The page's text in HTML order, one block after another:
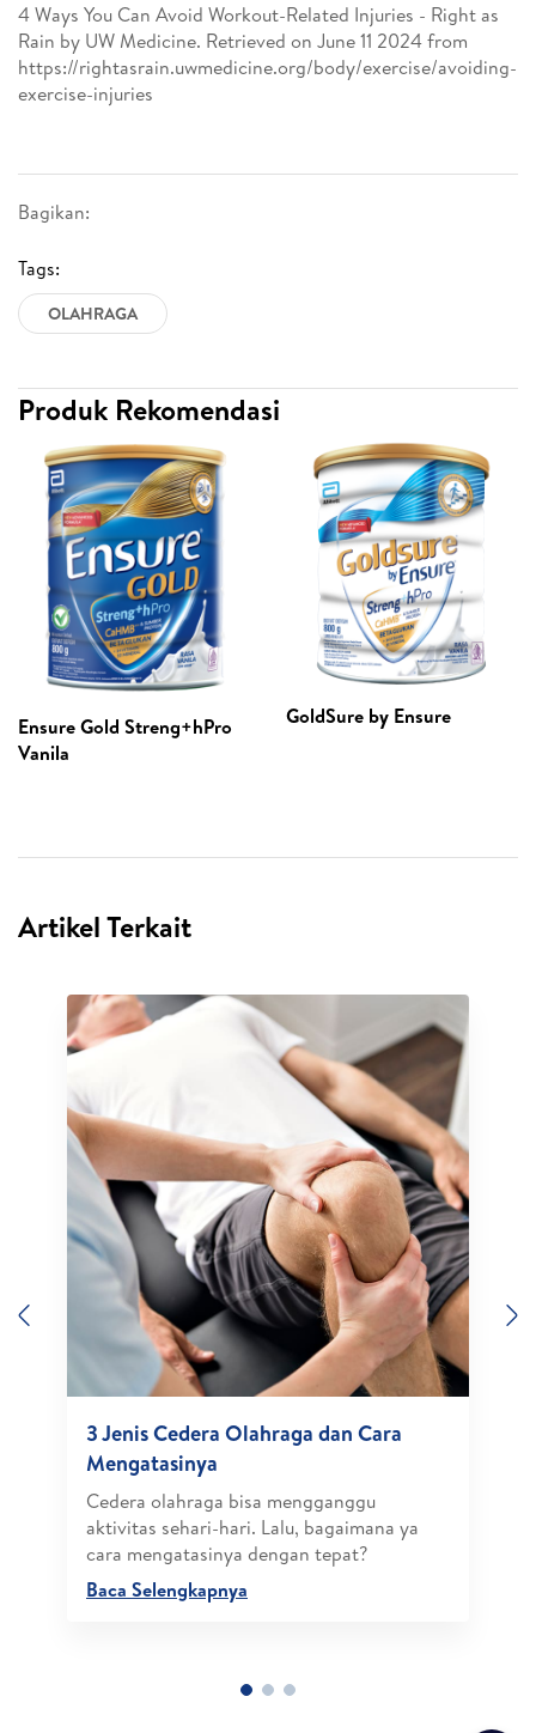
Bagikan:
Tags:
OLAHRAGA
4 Ways You Can Avoid Workout-Related Injuries - Right as
Rain by UW Medicine. Retrieved on June 11 2024 from
https://rightasrain.uwmedicine.org/body/exercise/avoiding-
exercise-injuries
Produk Rekomendasi
Ensure Gold Streng+hPro
Vanila
GoldSure by Ensure
Artikel Terkait
3 Jenis Cedera Olahraga dan Cara
Mengatasinya
Cedera olahraga bisa mengganggu
aktivitas sehari-hari. Lalu, bagaimana ya
cara mengatasinya dengan tepat?
Baca Selengkapnya